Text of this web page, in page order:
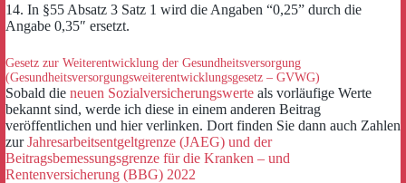
14. In §55 Absatz 3 Satz 1 wird die Angaben “0,25” durch die
Angabe 0,35″ ersetzt.
Gesetz zur Weiterentwicklung der Gesundheitsversorgung
(Gesundheitsversorgungsweiterentwicklungsgesetz – GVWG)
Sobald die neuen Sozialversicherungswerte als vorläufige Werte
bekannt sind, werde ich diese in einem anderen Beitrag
veröffentlichen und hier verlinken. Dort finden Sie dann auch Zahlen
zurJahresarbeitsentgeltgrenze (JAEG) und der
Beitragsbemessungsgrenze für die Kranken – und
Rentenversicherung (BBG) 2022